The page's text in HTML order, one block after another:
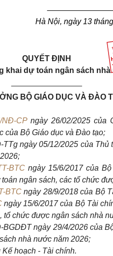
Hà Nội, ngày 13
QUYẾT ĐỊNH
khai dự toán ngân sách nhà
BỘ GIÁO DỤC VÀ ĐÀO
NĐ-CPngày 26/02/2025 của
của Bộ Giáo dục và Đào tạo;
ngày 05/12/2025 của
BTC ngày 15/6/2017 của
ngân sách, các tổ chức
BTC ngày 28/9/2018 của Bộ
ngày 15/6/2017 của Bộ Tài
chức được ngân sách nhà
ngày 29/4/2026 của
nhà nước năm 2026;
hoạch - Tài chính.